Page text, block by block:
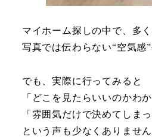
マイホーム探しの中で、多
写真では伝わらない“空気感
でも、実際に行ってみると
「どこを見たらいいのかわ
「雰囲気だけで決めてしま
という声も少なくありません